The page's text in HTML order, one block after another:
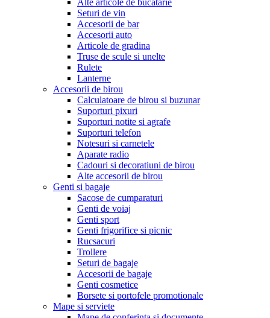
Seturi de vin
Accesorii de bar
Accesorii auto
Articole de gradina
Truse de scule si unelte
Rulete
Lanterne
Accesorii de birou
Calculatoare de birou si buzunar
Suporturi pixuri
Suporturi notite si agrafe
Suporturi telefon
Notesuri si carnetele
Aparate radio
Cadouri si decoratiuni de birou
Alte accesorii de birou
Genti si bagaje
Sacose de cumparaturi
Genti de voiaj
Genti sport
Genti frigorifice si picnic
Rucsacuri
Trollere
Seturi de bagaje
Accesorii de bagaje
Genti cosmetice
Borsete si portofele promotionale
Mape si serviete